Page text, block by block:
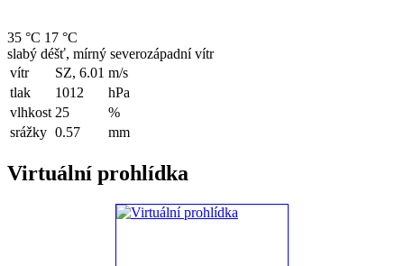
35 °C 17 °C
slabý déšť, mírný severozápadní vítr
vítr
SZ, 6.01 m/s
tlak
1012
hPa
vlhkost 25
%
srážky 0.57 mm
Virtuální prohlídka